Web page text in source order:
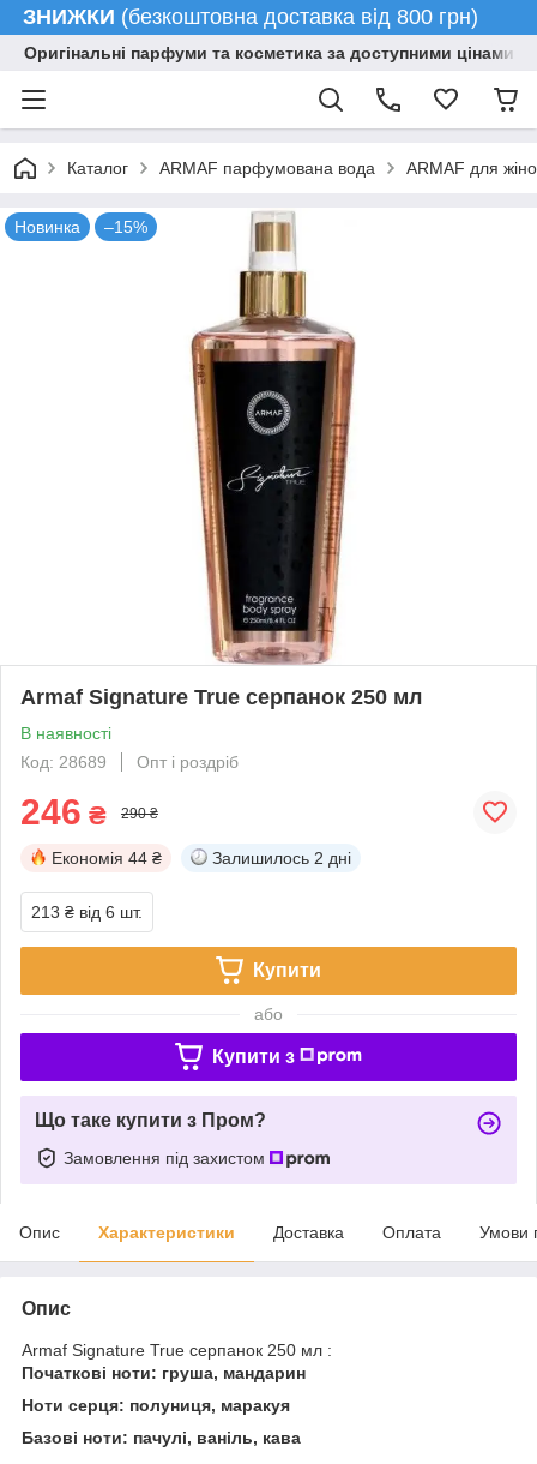
ЗНИЖКИ (безкоштовна доставка від 800 грн)
Оригінальні парфуми та косметика за доступними цінами
Каталог ARMAF парфумована вода ARMAF для
Новинка –15%
Armaf Signature True серпанок 250 мл
В наявності
Код: 28689
Опт і роздріб
246 ₴ 290 ₴
Економія 44 ₴ Залишилось 2 дні
213 ₴ від 6 шт.
Купити
або
Купити з
Що таке купити з Пром?
Замовлення під захистом
Опис Характеристики Доставка Оплата Умови
Опис
Armaf Signature True серпанок 250 мл :
Початкові ноти: груша, мандарин
Ноти серця: полуниця, маракуя
Базові ноти: пачулі, ваніль, кава